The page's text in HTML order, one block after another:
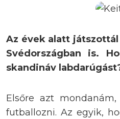
Az évek alatt
Svédországban is.
skandináv
Elsőre azt
futballozni. Az egyik,